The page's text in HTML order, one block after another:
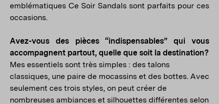
emblématiques Ce Soir Sandals sont parfaits pour ces
occasions.
Avez-vous des pièces “indispensables” qui vous
accompagnent partout, quelle que soit la destination?
Mes essentiels sont très simples : des talons
classiques, une paire de mocassins et des bottes. Avec
seulement ces trois styles, on peut créer de
nombreuses ambiances et silhouettes différentes selon